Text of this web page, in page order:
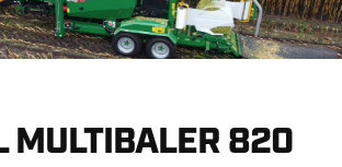
MULTIBALER 820